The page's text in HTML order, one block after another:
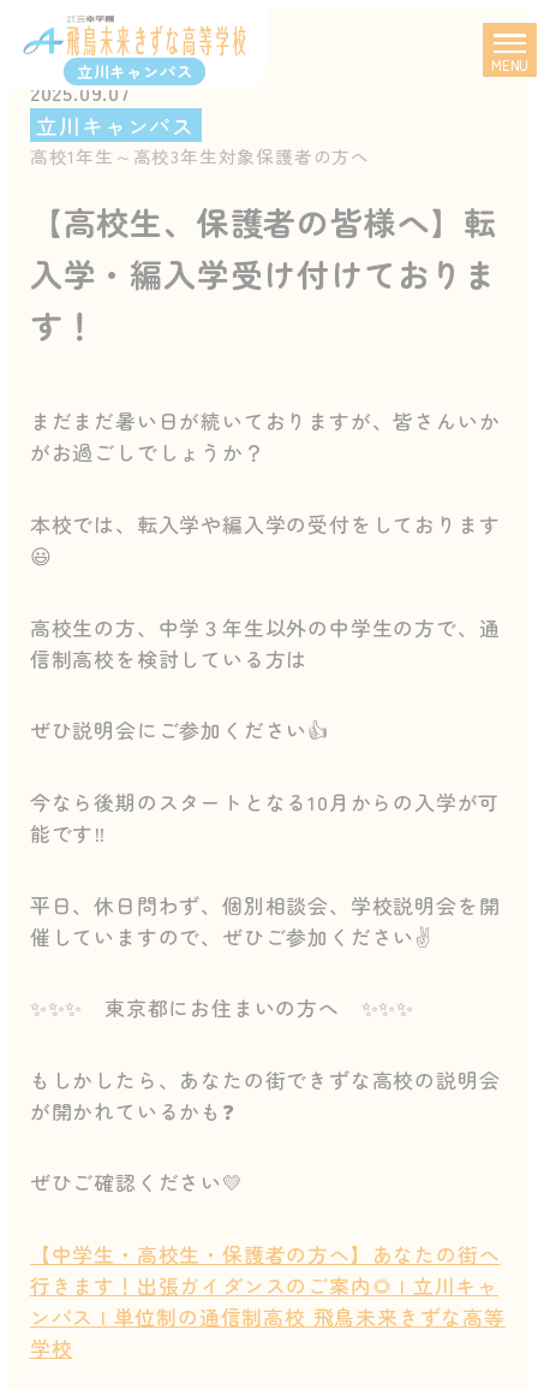
立川キャンパス MENU
【高校生、保護者の皆様へ】転
入学・編入学受け付けておりま
す！
2025.09.07
立川キャンパス
高校1年生～高校3年生対象保護者の方へ
まだまだ暑い日が続いておりますが、皆さんいか
がお過ごしでしょうか？
本校では、転入学や編入学の受付をしております
😃
高校生の方、中学３年生以外の中学生の方で、通
信制高校を検討している方は
ぜひ説明会にご参加ください👍
今なら後期のスタートとなる10月からの入学が可
能です‼
平日、休日問わず、個別相談会、学校説明会を開
催していますので、ぜひご参加ください✌
✨✨✨ 東京都にお住まいの方へ ✨✨✨
もしかしたら、あなたの街できずな高校の説明会
が開かれているかも❓
ぜひご確認ください💛
【中学生・高校生・保護者の方へ】あなたの街へ
行きます！出張ガイダンスのご案内🌻 | 立川キャ
ンパス | 単位制の通信制高校 飛鳥未来きずな高等
学校